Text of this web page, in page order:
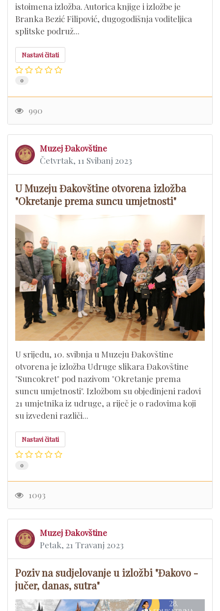
istoimena izložba. Autorica knjige i izložbe je
Branka Bezić Filipović, dugogodišnja voditeljica
splitske podruž...
Nastavi čitati
0
990
Muzej Đakovštine
Četvrtak, 11 Svibanj 2023
U Muzeju Đakovštine otvorena izložba
"Okretanje prema suncu umjetnosti"
U srijedu, 10. svibnja u Muzeju Đakovštine
otvorena je izložba Udruge slikara Đakovštine
"Suncokret" pod nazivom "Okretanje prema
suncu umjetnosti". Izložbom su objedinjeni radovi
21 umjetnika iz udruge, a riječ je o radovima koji
su izvedeni različi...
Nastavi čitati
0
1093
Muzej Đakovštine
Petak, 21 Travanj 2023
Poziv na sudjelovanje u izložbi "Đakovo -
jučer, danas, sutra"